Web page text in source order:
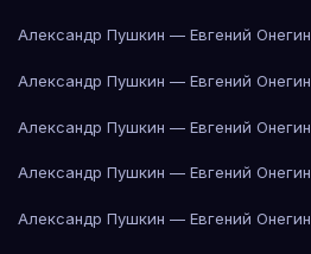
Александр Пушкин — Евгений Онегин
Александр Пушкин — Евгений Онегин
Александр Пушкин — Евгений Онегин
Александр Пушкин — Евгений Онегин
Александр Пушкин — Евгений Онегин